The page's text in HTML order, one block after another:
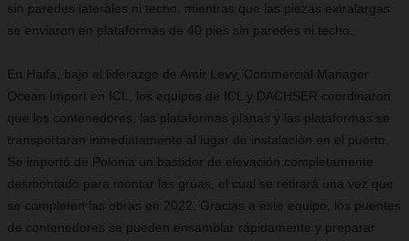
sin paredes laterales ni techo, mientras que las piezas extralargas
se enviaron en plataformas de 40 pies sin paredes ni techo.
En Haifa, bajo el liderazgo de Amir Levy, Commercial Manager
Ocean Import en ICL, los equipos de ICL y DACHSER coordinaron
que los contenedores, las plataformas planas y las plataformas se
transportaran inmediatamente al lugar de instalación en el puerto.
Se importó de Polonia un bastidor de elevación completamente
desmontado para montar las grúas, el cual se retirará una vez que
se completen las obras en 2022. Gracias a este equipo, los puentes
de contenedores se pueden ensamblar rápidamente y preparar